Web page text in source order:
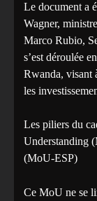
Le document a
Wagner,
Marco Rubio,
s’est déroulée
Rwanda, visant
les
Les piliers du
Understanding
(MoU-ESP)
Ce MoU ne se